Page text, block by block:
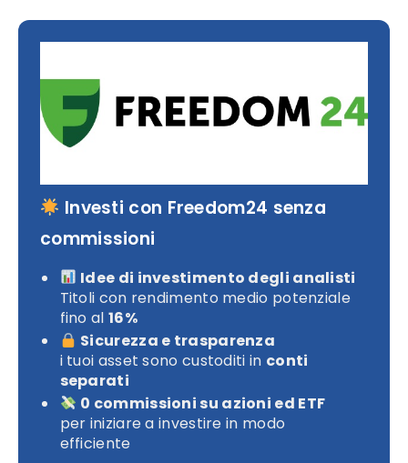
Investi con Freedom24 senza
commissioni
Idee di investimento degli analisti
Titoli con rendimento medio potenziale
fino al 16%
Sicurezza e trasparenza
i tuoi asset sono custoditi in conti
separati
0 commissioni su azioni ed ETF
per iniziare a investire in modo
efficiente